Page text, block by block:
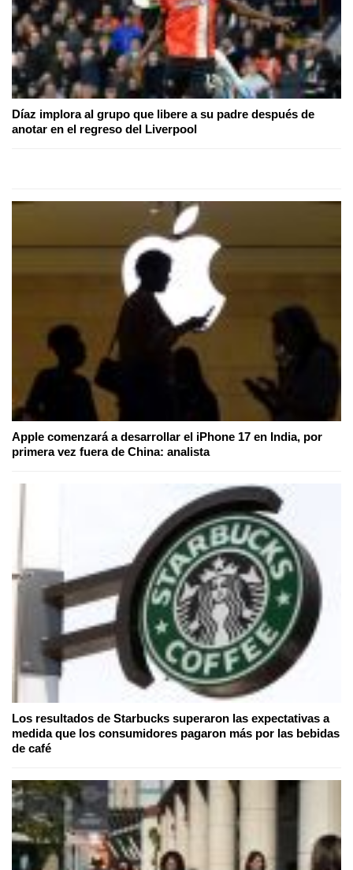
Díaz implora al grupo que libere a su padre después de
anotar en el regreso del Liverpool
Apple comenzará a desarrollar el iPhone 17 en India, por
primera vez fuera de China: analista
Los resultados de Starbucks superaron las expectativas a
medida que los consumidores pagaron más por las bebidas
de café